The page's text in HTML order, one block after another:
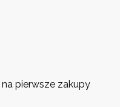
na pierwsze zakupy